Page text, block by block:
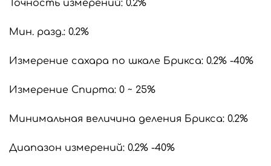
Точность измерений: 0.2%
Мин. разд.: 0.2%
Измерение сахара по шкале Брикса: 0.2% -40%
Измерение Спирта: 0 ~ 25%
Минимальная величина деления Брикса: 0.2%
Диапазон измерений: 0.2% -40%